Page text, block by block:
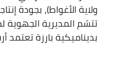
ولاية الأغواط)، بجودة
تتسّم المديرية الجهوية
بديناميكية بارزة تعتمد